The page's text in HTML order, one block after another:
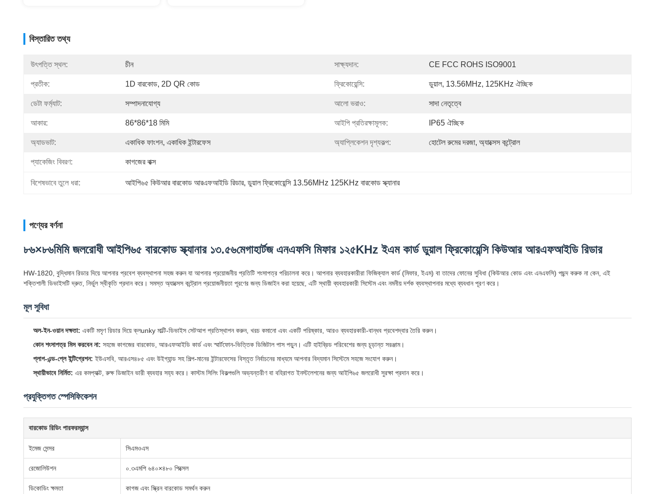
বিস্তারিত তথ্য
উৎপত্তি স্থল: চীন সাক্ষ্যদান: CE FCC ROHS ISO9001
প্রতীক: 1D বারকোড, 2D QR কোড ফ্রিকোয়েন্সি: ডুয়াল, 13.56MHz, 125KHz ঐচ্ছিক
ডেটা ফর্ম্যাট: সম্পাদনাযোগ্য আলো ভরাও: সাদা নেতৃত্বে
আকার: 86*86*18 মিমি আইপি প্রতিরক্ষামূলক: IP65 ঐচ্ছিক
অ্যাডভাট: একাধিক ফাংশন, একাধিক ইন্টারফেস অ্যাপ্লিকেশন দৃশ্যকল্প: হোটেল রুমের দরজা, অ্যাক্সেস কন্ট্রোল
প্যাকেজিং বিবরণ: কাগজের বাক্স
বিশেষভাবে তুলে ধরা: আইপি৬৫ কিউআর বারকোড আরএফআইডি রিডার, ডুয়াল ফ্রিকোয়েন্সি 13.56MHz 125KHz বারকোড স্ক্যানার
পণ্যের বর্ণনা
৮৬×৮৬মিমি জলরোধী আইপি৬৫ বারকোড স্ক্যানার ১৩.৫৬মেগাহার্টজ এনএফসি মিফার ১২৫KHz ইএম কার্ড ডুয়াল ফ্রিকোয়েন্সি কিউআর আরএফআইডি রিডার
HW-1820, বুদ্ধিমান রিডার দিয়ে আপনার প্রবেশ ব্যবস্থাপনা সহজ করুন যা আপনার প্রয়োজনীয় প্রতিটি শংসাপত্র পরিচালনা করে। আপনার ব্যবহারকারীরা ফিজিক্যাল কার্ড (মিফার, ইএম) বা তাদের ফোনের সুবিধা (কিউআর কোড এবং এনএফসি) পছন্দ করুক না কেন, এই
শক্তিশালী ডিভাইসটি দ্রুত, নির্ভুল স্বীকৃতি প্রদান করে। সমস্ত অ্যাক্সেস কন্ট্রোল প্রয়োজনীয়তা পূরণের জন্য ডিজাইন করা হয়েছে, এটি স্থায়ী ব্যবহারকারী সিস্টেম এবং নমনীয় দর্শক ব্যবস্থাপনার মধ্যে ব্যবধান পূরণ করে।
মূল সুবিধা
অল-ইন-ওয়ান দক্ষতা: একটি মসৃণ রিডার দিয়ে ক্লunky মাল্টি-ডিভাইস সেটআপ প্রতিস্থাপন করুন, খরচ কমানো এবং একটি পরিষ্কার, আরও ব্যবহারকারী-বান্ধব প্রবেশদ্বার তৈরি করুন।
কোন শংসাপত্র মিস করবেন না: সহজে কাগজের বারকোড, আরএফআইডি কার্ড এবং স্মার্টফোন-ভিত্তিক ডিজিটাল পাস পড়ুন। এটি হাইব্রিড পরিবেশের জন্য চূড়ান্ত সরঞ্জাম।
প্লাগ-এন্ড-প্লে ইন্টিগ্রেশন: ইউএসবি, আরএস৪৮৫ এবং উইগ্যান্ড সহ শিল্প-মানের ইন্টারফেসের বিস্তৃত নির্বাচনের মাধ্যমে আপনার বিদ্যমান সিস্টেমে সহজে সংযোগ করুন।
স্থায়ীভাবে নির্মিত: এর কমপ্যাক্ট, রুক্ষ ডিজাইন ভারী ব্যবহার সহ্য করে। কাস্টম সিলিং বিকল্পগুলি অভ্যন্তরীণ বা বহিরাগত ইনস্টলেশনের জন্য আইপি৬৫ জলরোধী সুরক্ষা প্রদান করে।
প্রযুক্তিগত স্পেসিফিকেশন
বারকোড রিডিং পারফরম্যান্স
ইমেজ সেন্সর সিএমওএস
রেজোলিউশন ০.৩এমপি ৬৪০×৪৮০ পিক্সেল
ডিকোডিং ক্ষমতা
কাগজ এবং স্ক্রিন বারকোড সমর্থন করুন